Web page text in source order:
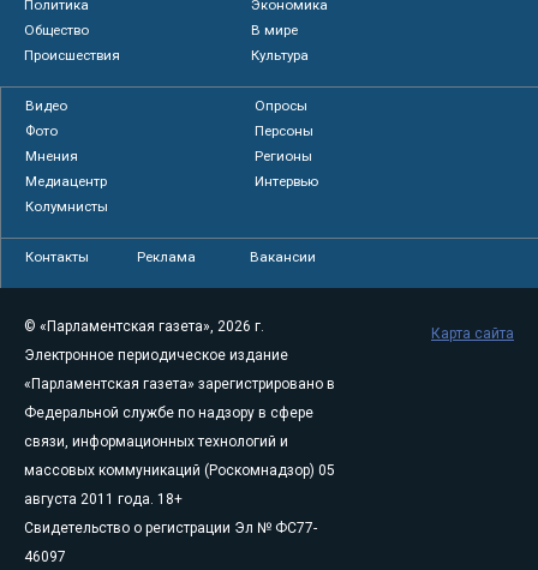
Политика
Экономика
Общество
В мире
Происшествия
Культура
Видео
Опросы
Фото
Персоны
Мнения
Регионы
Медиацентр
Интервью
Колумнисты
Контакты Реклама Вакансии
© «Парламентская газета», 2026 г.
Электронное периодическое издание
«Парламентская газета» зарегистрировано в
Федеральной службе по надзору в сфере
связи, информационных технологий и
массовых коммуникаций (Роскомнадзор) 05
августа 2011 года. 18+
Свидетельство о регистрации Эл № ФС77-
46097
Карта сайта